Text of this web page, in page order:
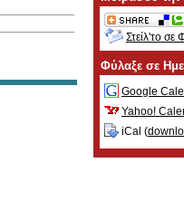
Στείλ'το σε
Φύλαξε σε
Google
Yahoo!
iCal (